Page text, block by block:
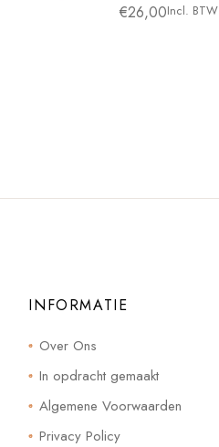
€26,00Incl. BTW
INFORMATIE
Over Ons
In opdracht gemaakt
Algemene Voorwaarden
Privacy Policy